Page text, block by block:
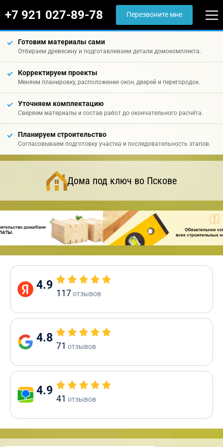
+7 921 027-89-78 Перезвоните мне
Готовим материалы сами
Отбираем древесину и подготавливаем детали домокомплекта.
Корректируем проекты
Меняем планировку, расположение окон, дверей и перегородок.
Уточняем комплектацию
Сверяем материалы и состав работ до окончательного расчёта.
Планируем строительство
Согласовываем подготовку участка и последовательность этапов.
Дома под ключ во Пскове
4.9
117отзывов
4.8
71 отзывов
4.9
41 отзывов